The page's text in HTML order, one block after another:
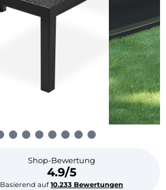
Shop-Bewertung
4.9/5
Basierend auf10.233 Bewertungen